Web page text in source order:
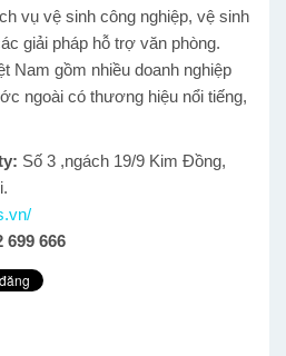
vụ vệ sinh công nghiệp, vệ sinh
giải pháp hỗ trợ văn phòng.
Nam gồm nhiều doanh nghiệp
ngoài có thương hiệu nổi tiếng,
Số 3 ,ngách 19/9 Kim Đồng,
699 666